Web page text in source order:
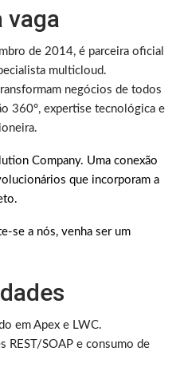
vaga
de 2014, é parceira oficial
multicloud.
negócios de todos
360°, expertise tecnológica e
Company. Uma conexão
que incorporam a
se a nós, venha ser um
em Apex e LWC.
REST/SOAP e consumo de